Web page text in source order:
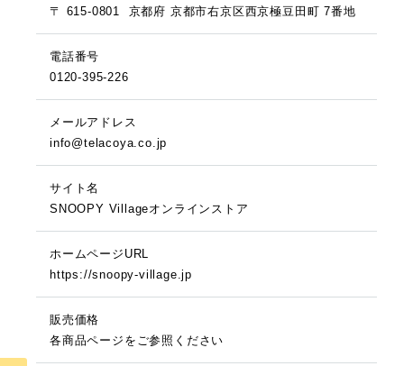
〒 615-0801 京都府 京都市右京区西京極豆田町 7番地
電話番号
0120-395-226
メールアドレス
info@telacoya.co.jp
サイト名
SNOOPY Villageオンラインストア
ホームページURL
https://snoopy-village.jp
販売価格
各商品ページをご参照ください